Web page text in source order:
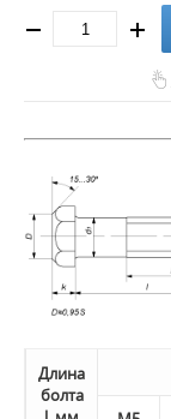
Длина
болта